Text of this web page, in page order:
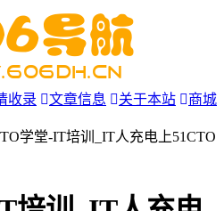
收录 文章信息 关于本站 商城
学堂-IT培训_IT人充电上51CTO